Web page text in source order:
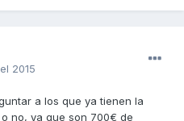
2015
a los que ya tienen la
no, ya que son 700€ de